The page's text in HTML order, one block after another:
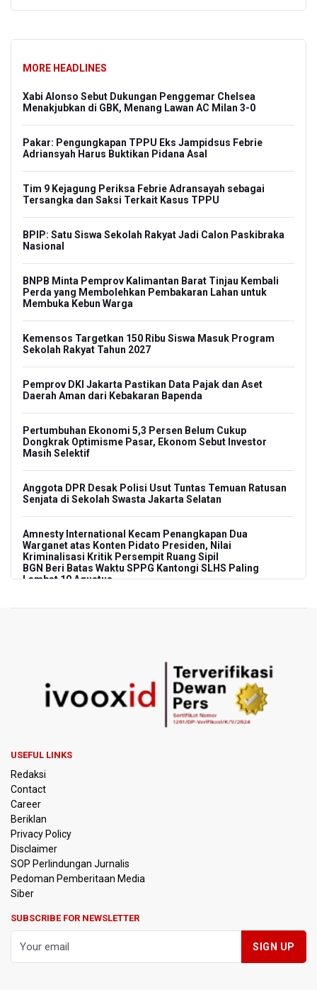
MORE HEADLINES
Xabi Alonso Sebut Dukungan Penggemar Chelsea
Menakjubkan di GBK, Menang Lawan AC Milan 3-0
Pakar: Pengungkapan TPPU Eks Jampidsus Febrie
Adriansyah Harus Buktikan Pidana Asal
Tim 9 Kejagung Periksa Febrie Adransayah sebagai
Tersangka dan Saksi Terkait Kasus TPPU
BPIP: Satu Siswa Sekolah Rakyat Jadi Calon Paskibraka
Nasional
BNPB Minta Pemprov Kalimantan Barat Tinjau Kembali
Perda yang Membolehkan Pembakaran Lahan untuk
Membuka Kebun Warga
Kemensos Targetkan 150 Ribu Siswa Masuk Program
Sekolah Rakyat Tahun 2027
Pemprov DKI Jakarta Pastikan Data Pajak dan Aset
Daerah Aman dari Kebakaran Bapenda
Pertumbuhan Ekonomi 5,3 Persen Belum Cukup
Dongkrak Optimisme Pasar, Ekonom Sebut Investor
Masih Selektif
Anggota DPR Desak Polisi Usut Tuntas Temuan Ratusan
Senjata di Sekolah Swasta Jakarta Selatan
Amnesty International Kecam Penangkapan Dua
Warganet atas Konten Pidato Presiden, Nilai
Kriminalisasi Kritik Persempit Ruang Sipil
BGN Beri Batas Waktu SPPG Kantongi SLHS Paling
Lambat 10 Agustus
BGN Proses Pemberhentian Tidak Hormat 66 Kepala
SPPG, Sudaryono: Tidak Ada Toleransi bagi Pelanggaran
Disiplin
SEA V Cup 2026: Timnas Voli Putri Indonesia Menang
Semifinal Piala AFF 2026
Timnas Indonesia Tersingkir di Piala AFF 2026 Setelah
Ditahan Imbang Singapura 1-1
Pemerintah Matangkan Rencana Pembaruan Buku Ajar
Kebakaran Alun-alun Suryakancana
USEFUL LINKS
Redaksi
Contact
Career
Beriklan
Privacy Policy
Disclaimer
SOP Perlindungan Jurnalis
Pedoman Pemberitaan Media
Siber
SUBSCRIBE FOR NEWSLETTER